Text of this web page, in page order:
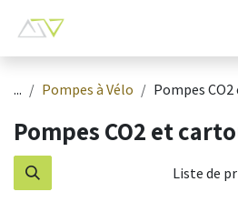
... Pompes à Vélo Pompes
Pompes CO2 et
Liste de